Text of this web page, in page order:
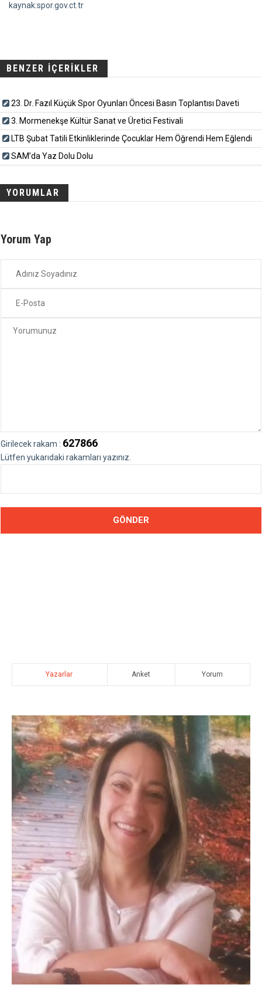
kaynak:spor.gov.ct.tr
BENZER İÇERİKLER
23. Dr. Fazıl Küçük Spor Oyunları Öncesi Basın Toplantısı Daveti
3. Mormenekşe Kültür Sanat ve Üretici Festivali
LTB Şubat Tatili Etkinliklerinde Çocuklar Hem Öğrendi Hem Eğlendi
SAM’da Yaz Dolu Dolu
YORUMLAR
Yorum Yap
Girilecek rakam : 627866
Lütfen yukarıdaki rakamları yazınız.
Yazarlar Anket Yorum